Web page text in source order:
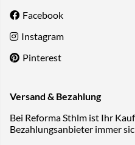
Facebook
Instagram
Pinterest
Versand & Bezahlung
Bei Reforma Sthlm ist Ihr
Bezahlungsanbieter immer